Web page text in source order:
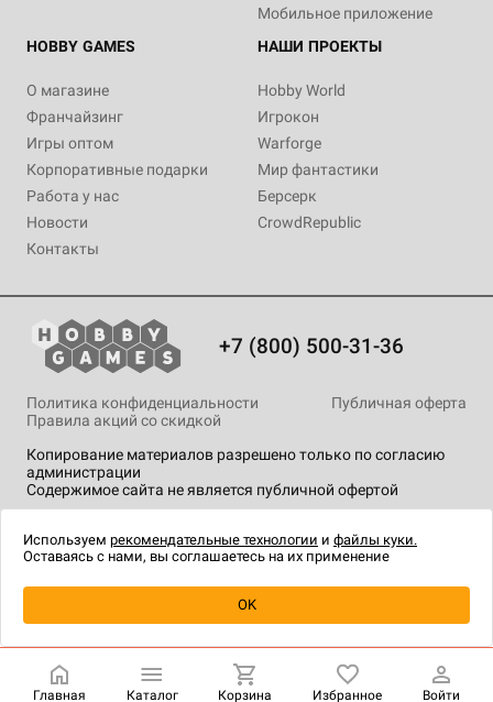
Купить
Мобильное приложение
HOBBY GAMES
О магазине
Франчайзинг
Игры оптом
Корпоративные подарки
Работа у нас
Новости
Контакты
НАШИ ПРОЕКТЫ
Hobby World
Игрокон
Warforge
Мир фантастики
Берсерк
CrowdRepublic
+7 (800) 500-31-36
Копирование материалов разрешено только по согласию
администрации
Содержимое сайта не является публичной офертой
Политика конфиденциальности
Публичная оферта
Правила акций со скидкой
технологии.
Главная Каталог Корзина Избранное Войти
Используем рекомендательные технологии и файлы куки.
Оставаясь с нами, вы соглашаетесь на их применение
OK